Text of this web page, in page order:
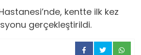
kentte ilk kez
gerçekleştirildi.